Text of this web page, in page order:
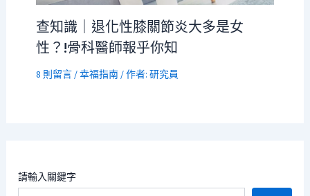
查知識｜退化性膝關節炎大多是女
性？!骨科醫師報乎你知
8 則留言 /幸福指南/ 作者: 研究員
請輸入關鍵字